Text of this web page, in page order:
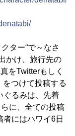
ター“で～なさ
かけ、旅行先の
をTwitterもしく
つけて投稿する
ぐるみは、先着
に、全ての投稿
にはハワイ6日